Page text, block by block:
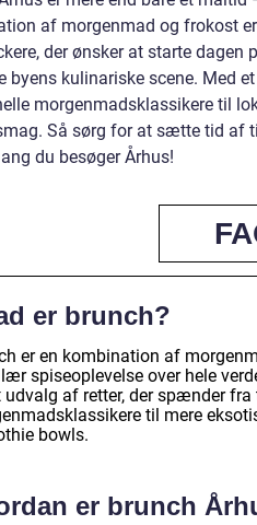
af morgenmad og frokost
der ønsker at starte
byens kulinariske scene. Med
morgenmadsklassikere til
Så sørg for at sætte tid af
du besøger Århus!
er brunch?
er en kombination af
spiseoplevelse over hele
udvalg af retter, der spænder
til mere
bowls.
er brunch